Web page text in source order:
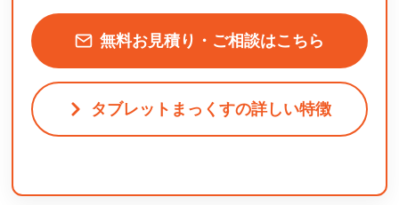
無料お見積り・ご相談はこちら
タブレットまっくすの詳しい特徴